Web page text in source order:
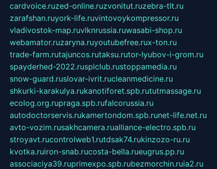
cardvoice.ruzed-online.ruzvonitut.ruzebra-tlt.ru
zarafshan.ruyork-life.ruvintovoykompressor.ru
vladivostok-map.ruvlknrussia.ruwasabi-shop.ru
webamator.ruzaryna.ruyoutubefree.rux-ton.ru
trade-farm.rutajuncos.rutaksu.rutor-lyubov-i-grom.ru
spayderhed-2022.rusplclub.rustoppamedia.ru
snow-guard.ruslovar-ivrit.rucleanmedicine.ru
shkurki-karakulya.rukanotiforet.spb.rututmassage.ru
ecolog.org.rupraga.spb.rufalcorussia.ru
autodoctorservis.rukamertondom.spb.runet-life.net.ru
avto-vozim.rusakhcamera.rualliance-electro.spb.ru
stroyavt.rucontrolweb1.rutdsak74.rukinzozo-ru.ru
kvotka.ruiron-snab.rucosta-bella.rueugrus.pp.ru
associaciya39.ruprimexpo.spb.rubezmorchin.ruia2.ru